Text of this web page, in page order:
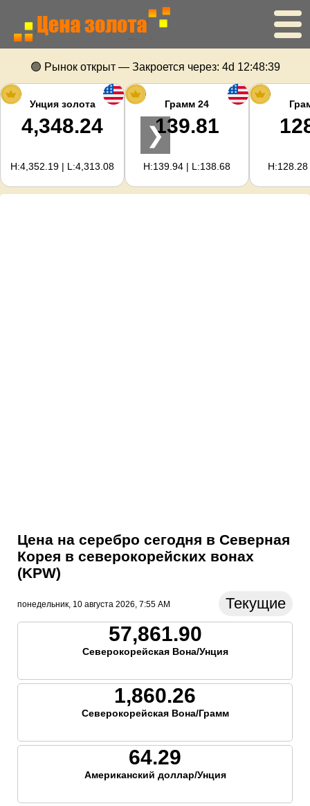
Главная
Цена золота
Цена серебра
Калькулятор золота
🟢 Рынок открыт — Закроется через: 4d 12:48:38
Унция золота
4,348.24
H:4,352.19 | L:4,313.08
Грамм 24
139.81
H:139.94 | L:138.68
❯
Цена на серебро сегодня в Северная
Корея в северокорейских вонах
(KPW)
понедельник, 10 августа 2026, 7:55 AM Текущие
57,861.90
Северокорейская Вона/Унция
1,860.26
Северокорейская Вона/Грамм
64.29
Американский доллар/Унция